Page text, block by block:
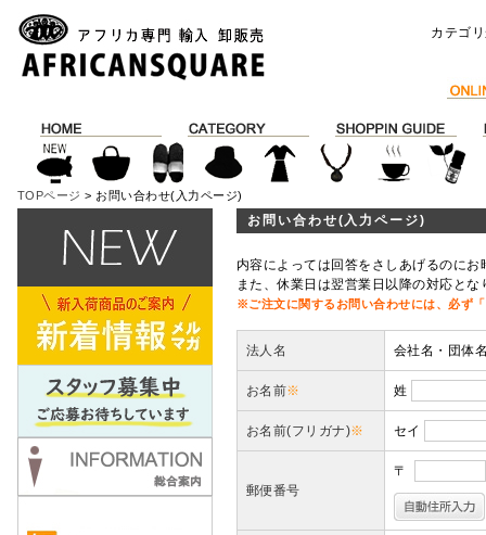
カテゴ
TOPページ > お問い合わせ(入力ページ)
お問い合わせ(入力ページ)
内容によっては回答をさしあげるのに
また、休業日は翌営業日以降の対応と
※ご注文に関するお問い合わせには、必ず
法人名 会社名・団体
お名前※ 姓
お名前(フリガナ)※ セイ
郵便番号
〒